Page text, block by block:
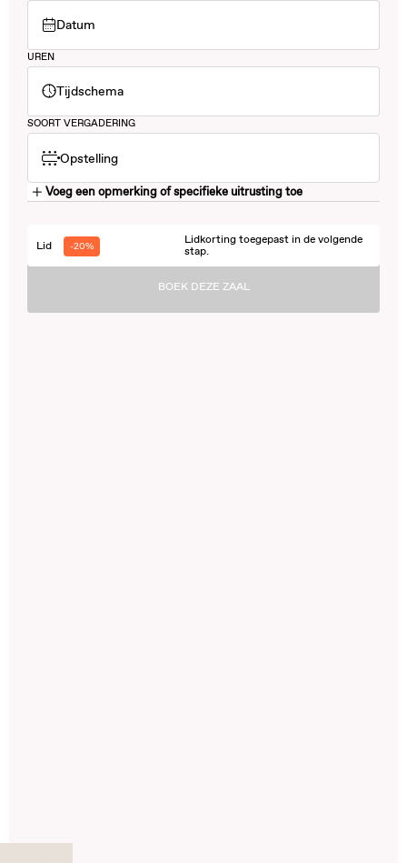
Datum
UREN
Tijdschema
SOORT VERGADERING
Opstelling
Voeg een opmerking of specifieke uitrusting toe
Lid -20%
Lidkorting toegepast in de volgende
stap.
BOEK DEZE ZAAL